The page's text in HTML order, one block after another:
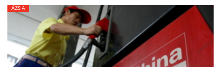
KÖZEL-KELET
AUSZTRÁLIA
ÁZSIA